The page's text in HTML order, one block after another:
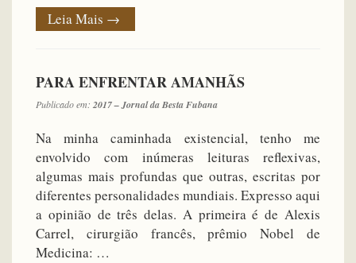
Leia Mais →
PARA ENFRENTAR AMANHÃS
Publicado em: 2017 – Jornal da Besta Fubana
Na minha caminhada existencial, tenho me
envolvido com inúmeras leituras reflexivas,
algumas mais profundas que outras, escritas por
diferentes personalidades mundiais. Expresso aqui
a opinião de três delas. A primeira é de Alexis
Carrel, cirurgião francês, prêmio Nobel de
Medicina: …